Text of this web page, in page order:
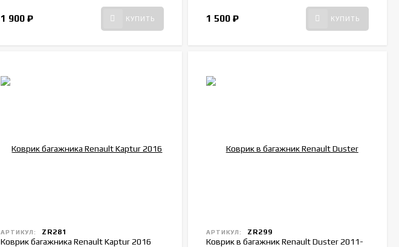
1 900₽ КУПИТЬ 1 500 ₽ КУПИТЬ
АРТИКУЛ: ZR281
Коврик багажника Renault Kaptur 2016
АРТИКУЛ: ZR299
Коврик в багажник Renault Duster 2011-